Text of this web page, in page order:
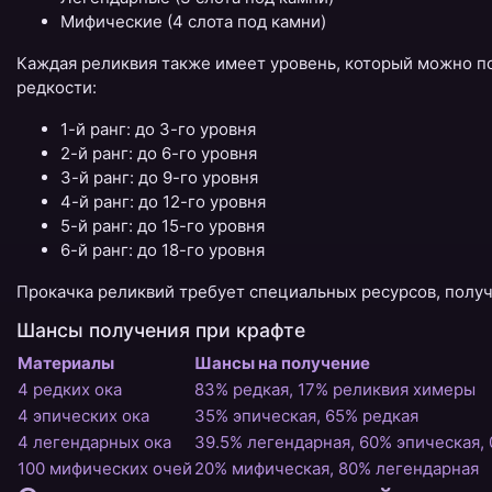
Мифические (4 слота под камни)
Каждая реликвия также имеет уровень, который можно
редкости:
1-й ранг: до 3-го уровня
2-й ранг: до 6-го уровня
3-й ранг: до 9-го уровня
4-й ранг: до 12-го уровня
5-й ранг: до 15-го уровня
6-й ранг: до 18-го уровня
Прокачка реликвий требует специальных ресурсов,
Шансы получения при крафте
Материалы
Шансы на получение
4 редких ока
83% редкая, 17% реликвия химеры
4 эпических ока
35% эпическая, 65% редкая
4 легендарных ока
39.5% легендарная, 60%
100 мифических очей 20% мифическая, 80% легендарная